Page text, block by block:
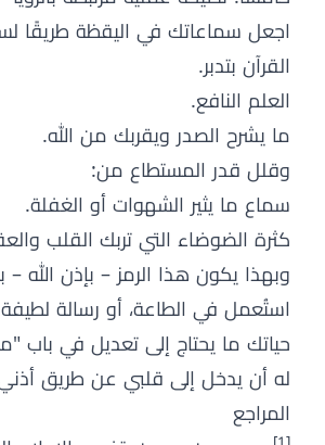
اجعل سماعاتك في اليقظة طريقًا
القرآن بتدبر.
العلم النافع.
ما يشرح الصدر ويقربك من الله.
وقلل قدر المستطاع من:
سماع ما يثير الشهوات أو الغفلة.
كثرة الضوضاء التي تربك القلب
وبهذا يكون هذا الرمز – بإذن الله –
استُعمل في الطاعة، أو رسالة
حياتك ما يحتاج إلى تعديل في باب
له أن يدخل إلى قلبي عن طريق
المراجع